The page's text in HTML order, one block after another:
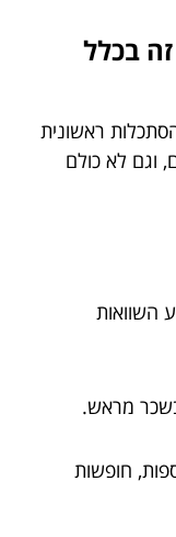
בכלל
ראשונית
וגם לא כולם
השוואות
מראש.
חופשות